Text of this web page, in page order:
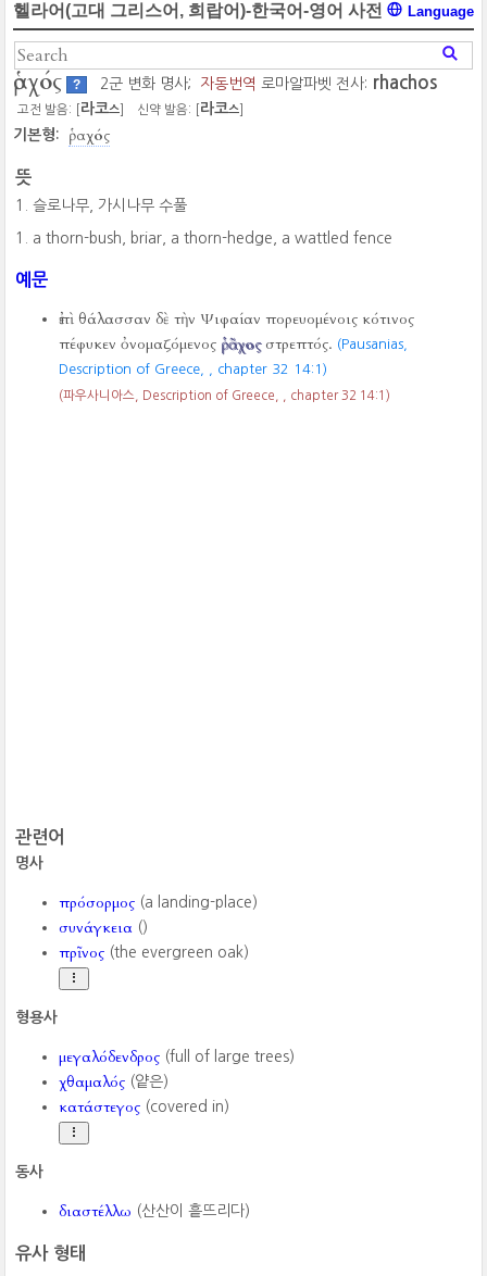
헬라어(고대 그리스어, 희랍어)-한국어-영어 사전 Language
ῥαχός ? 2군 변화 명사; 자동번역 로마알파벳 전사: rhachos
고전 발음: [ 라코스 신약 발음: [ 라코스
기본형: ῥαχός
뜻
슬로나무, 가시나무 수풀
a thorn-bush, briar, a thorn-hedge, a wattled fence
예문
ἐπὶ θάλασσαν δὲ τὴν Ψιφαίαν πορευομένοις κότινος
πέφυκεν ὀνομαζόμενος ῥᾶχοςστρεπτός. (Pausanias,
Description of Greece,
, chapter 32 14:1)
(파우사니아스, Description of Greece, , chapter 32 14:1)
관련어
명사
πρόσορμος (a landing-place)
συνάγκεια ()
πρῖνος (the evergreen oak)
형용사
μεγαλόδενδρος (full of large trees)
χθαμαλός (얕은)
κατάστεγος (covered in)
동사
διαστέλλω (산산이 흩뜨리다)
유사 형태